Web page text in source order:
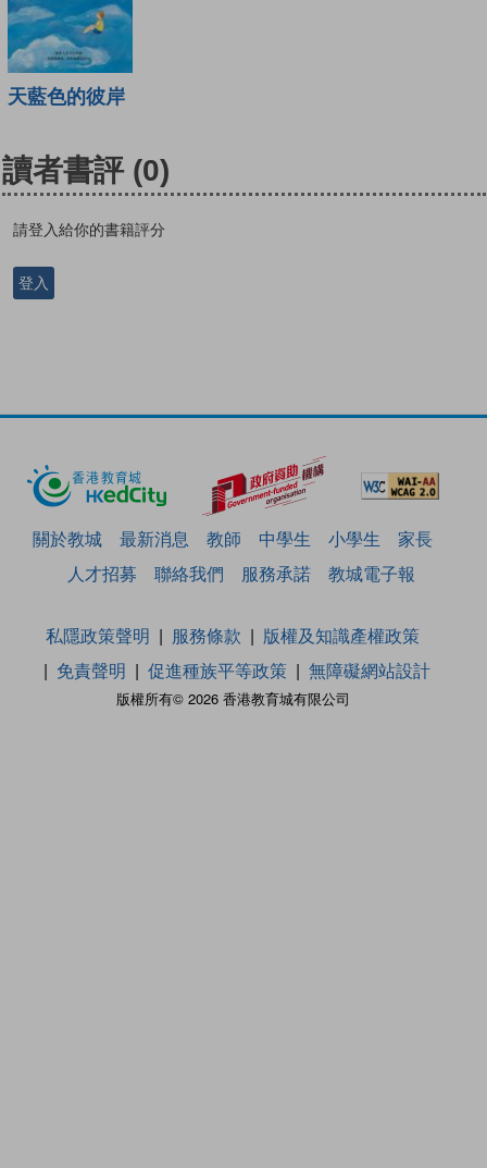
天藍色的彼岸
讀者書評 (0)
請登入給你的書籍評分
登入
關於教城 最新消息 教師 中學生 小學生
家長
人才招募
聯絡我們 服務承諾 教城電子報
版權所有© 2026 香港教育城有限公司
私隱政策聲明 服務條款
版權及知識產權政策
免責聲明
促進種族平等政策 無障礙網站設計